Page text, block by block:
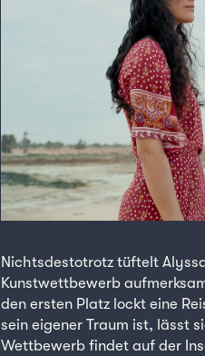
Nichtsdestotrotz tüftelt
Kunstwettbewerb
den ersten Platz lockt eine
sein eigener Traum ist, lässt
Wettbewerb findet auf der